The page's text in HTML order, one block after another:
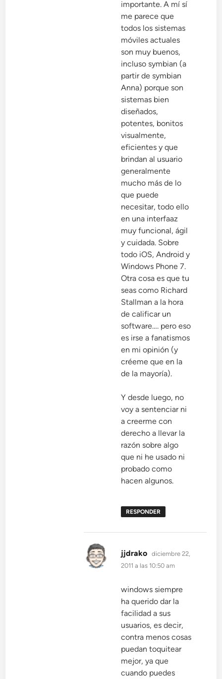
importante. A mí sí
me parece que
todos los sistemas
móviles actuales
son muy buenos,
incluso symbian (a
partir de symbian
Anna) porque son
sistemas bien
diseñados,
potentes, bonitos
visualmente,
eficientes y que
brindan al usuario
generalmente
mucho más de lo
que puede
necesitar, todo ello
en una interfaaz
muy funcional, ágil
y cuidada. Sobre
todo iOS, Android y
Windows Phone 7.
Otra cosa es que tu
seas como Richard
Stallman a la hora
de calificar un
software…. pero eso
es irse a fanatismos
en mi opinión (y
créeme que en la
de la mayoría).
Y desde luego, no
voy a sentenciar ni
a creerme con
derecho a llevar la
razón sobre algo
que ni he usado ni
probado como
hacen algunos.
RESPONDER
jjdrako dice:
diciembre 22,
2011 a las 10:50 am
windows siempre
ha querido dar la
facilidad a sus
usuarios, es decir,
contra menos cosas
puedan toquitear
mejor, ya que
cuando puedes